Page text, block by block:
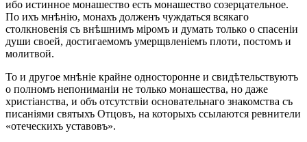
ибо истинное монашество есть монашество созерцательное.
По ихъ мнѣнію, монахъ долженъ чуждаться всякаго
столкновенія съ внѣшнимъ міромъ и думать только о спасеніи
души своей, достигаемомъ умерщвленіемъ плоти, постомъ и
молитвой.
То и другое мнѣніе крайне односторонне и свидѣтельствуютъ
о полномъ непониманіи не только монашества, но даже
христіанства, и объ отсутствіи основательнаго знакомства съ
писаніями святыхъ Отцовъ, на которыхъ ссылаются ревнители
«отеческихъ уставовъ».